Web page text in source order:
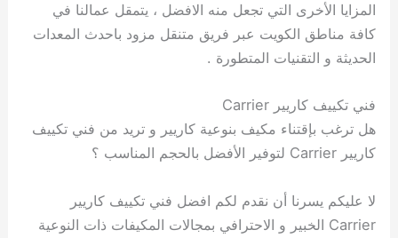
المزايا الأخرى التي تجعل منه الافضل ، يتمقل عمالنا في
كافة مناطق الكويت عبر فريق متنقل مزود باحدث المعدات
الحديثة و التقنيات المتطورة .
فني تكييف كاريير Carrier
هل ترغب بإقتناء مكيف بنوعية كاريير و تريد من فني تكييف
كاريير Carrier لتوفير الأفضل بالحجم المناسب ؟
لا عليكم يسرنا أن نقدم لكم افضل فني تكييف كاريير
Carrier الخبير و الاحترافي بمجالات المكيفات ذات النوعية